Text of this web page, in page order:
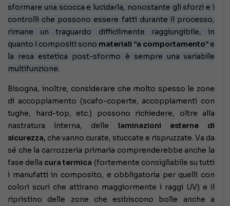
sformare una scocca e lucidarla, nonostante gli sforzi e i
controlli che possono essere fatti durante il processo,
rimane un traguardo difficilmente raggiungibile, in
quanto i compositi sono materiali “a comportamento” e
la resa estetica post-sformo è sempre una variabile
multifunzione.
Bisogna, inoltre, considerare che molto spesso le zone
di accoppiamento (scafo-coperte, accoppiamenti con
tughe, hard-top, etc.) possono richiedere, oltre alla
nastratura interna, delle laminazioni esterne
di
sicurezza, che vanno curate, stuccate e rispruzzate. Va da
sé che la carrozzeria primaria comprenderebbe anche la
fase della cura termica (fortemente consigliabile su tutti
i manufatti in composito, e obbligatoria per quelli con
colori scuri che attirano maggiormente i raggi UV) e il
ripristino delle zone che esibiscono bolle anche a